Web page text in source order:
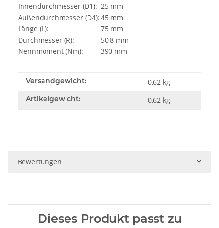
Innendurchmesser (D1): 25 mm
Außendurchmesser (D4):45 mm
Länge (L):
75 mm
Durchmesser (R):
50,8 mm
Nennmoment (Nm):
390 mm
Versandgewicht: 0,62 kg
Artikelgewicht: 0,62 kg
Bewertungen
Dieses Produkt passt zu